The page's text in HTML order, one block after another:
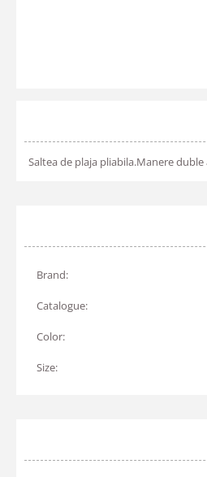
Saltea de plaja pliabila.Manere
Brand:
Catalogue:
Color:
Size: